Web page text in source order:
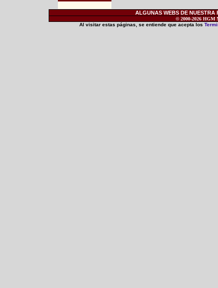
ALGUNAS WEBS DE NUESTRA
© 2000-2026 HGM
Al visitar estas páginas, se entiende que acepta los